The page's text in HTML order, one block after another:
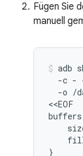
Fügen Sie
manuell
adb
-c -
-o /
<<EOF
}